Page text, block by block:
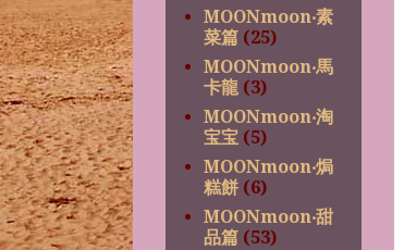
MOONmoon‧素
菜篇 (25)
MOONmoon‧馬
卡龍 (3)
MOONmoon‧淘
宝宝 (5)
MOONmoon‧焗
糕餅 (6)
MOONmoon‧甜
品篇 (53)